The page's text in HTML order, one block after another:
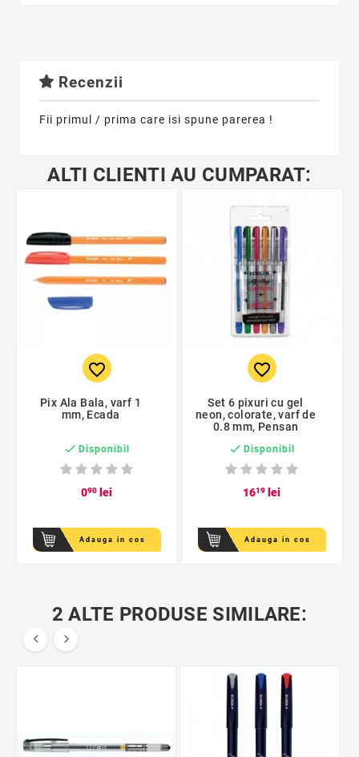
Recenzii
Fii primul / prima care isi spune parerea !
ALTI CLIENTI AU CUMPARAT:
favorite_border
Pix Ala Bala, varf 1
mm, Ecada
 Disponibil
090 lei
Adauga in cos
favorite_border
Set 6 pixuri cu gel
neon, colorate, varf de
0.8 mm, Pensan
 Disponibil
1619 lei
Adauga in cos
2 ALTE PRODUSE SIMILARE:
 